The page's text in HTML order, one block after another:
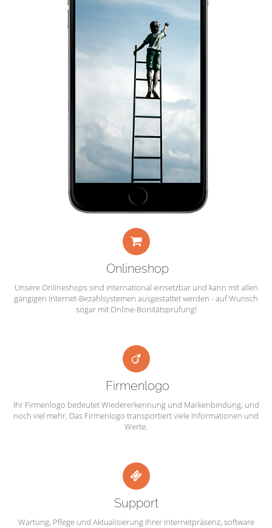
Onlineshop
Unsere Onlineshops sind international einsetzbar und kann mit allen
gängigen Internet-Bezahlsystemen ausgestattet werden - auf Wunsch
sogar mit Online-Bonitätsprüfung!
Firmenlogo
Ihr Firmenlogo bedeutet Wiedererkennung und Markenbindung, und
noch viel mehr. Das Firmenlogo transportiert viele Informationen und
Werte.
Support
Wartung, Pflege und Aktualisierung Ihrer Internetpräsenz, software